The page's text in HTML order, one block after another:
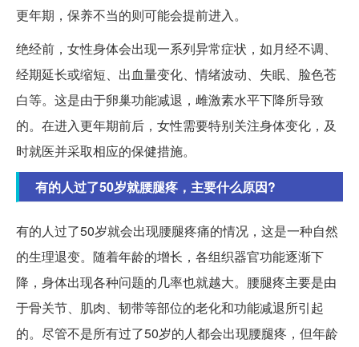
更年期，保养不当的则可能会提前进入。
绝经前，女性身体会出现一系列异常症状，如月经不调、
经期延长或缩短、出血量变化、情绪波动、失眠、脸色苍
白等。这是由于卵巢功能减退，雌激素水平下降所导致
的。在进入更年期前后，女性需要特别关注身体变化，及
时就医并采取相应的保健措施。
有的人过了50岁就腰腿疼，主要什么原因?
有的人过了50岁就会出现腰腿疼痛的情况，这是一种自然
的生理退变。随着年龄的增长，各组织器官功能逐渐下
降，身体出现各种问题的几率也就越大。腰腿疼主要是由
于骨关节、肌肉、韧带等部位的老化和功能减退所引起
的。尽管不是所有过了50岁的人都会出现腰腿疼，但年龄